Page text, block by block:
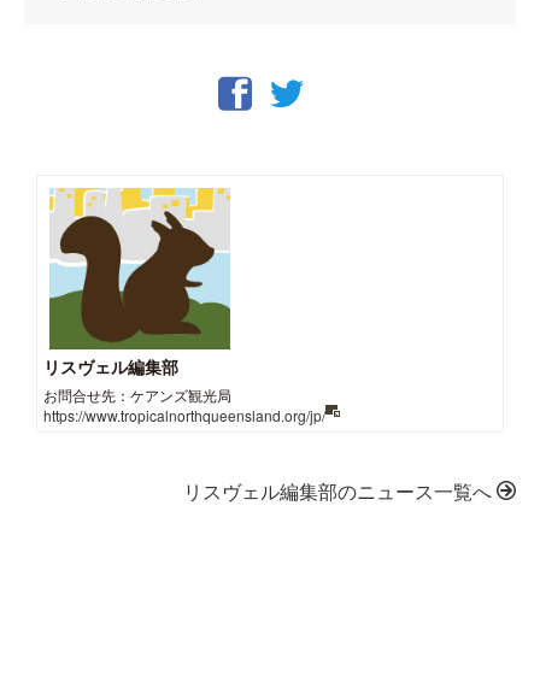
リスヴェル編集部
お問合せ先：ケアンズ観光局
https://www.tropicalnorthqueensland.org/jp/
リスヴェル編集部のニュース一覧へ